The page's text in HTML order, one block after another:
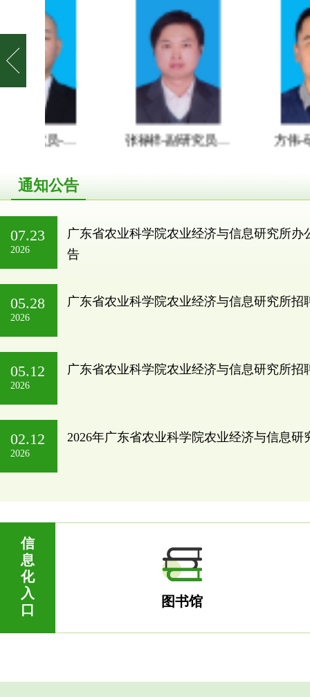
张禄祥-副研究员-博士 方伟-研究员-博士
通知公告
07.23
2026
广东省农业科学院农业经济与信息研究所
告
05.28
2026
广东省农业科学院农业经济与信息研究所
05.12
2026
广东省农业科学院农业经济与信息研究所
02.12
2026
2026年广东省农业科学院农业经济与信息研
信
息
化
入
口
图书馆